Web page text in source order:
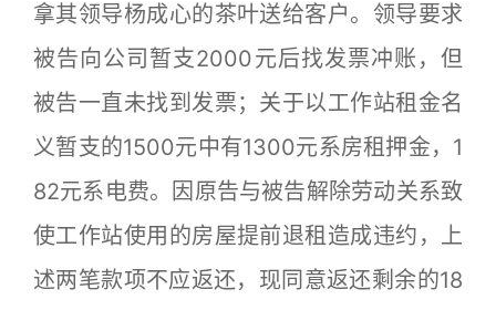
拿其领导杨成心的茶叶送给客户。领导要求
被告向公司暂支2000元后找发票冲账，但
被告一直未找到发票；关于以工作站租金名
义暂支的1500元中有1300元系房租押金，1
82元系电费。因原告与被告解除劳动关系致
使工作站使用的房屋提前退租造成违约，上
述两笔款项不应返还，现同意返还剩余的18